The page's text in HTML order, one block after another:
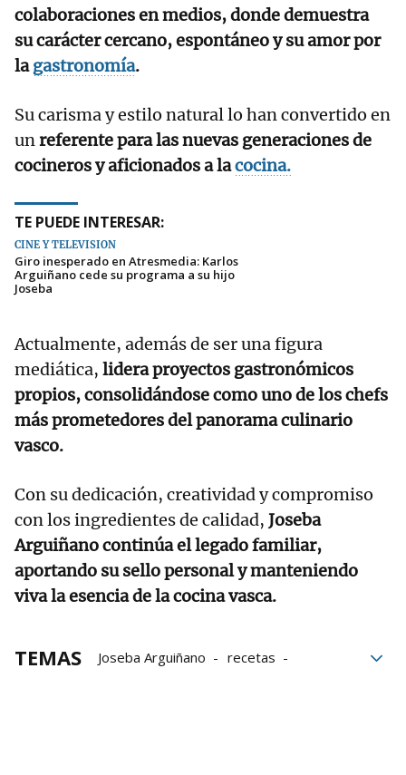
colaboraciones en medios, donde demuestra
su carácter cercano, espontáneo y su amor por
lagastronomía.
Su carisma y estilo natural lo han convertido en
unreferente para las nuevas generaciones de
cocineros y aficionados a lacocina.
TE PUEDE INTERESAR:
CINE Y TELEVISIÓN
Giro inesperado en Atresmedia: Karlos
Arguiñano cede su programa a su hijo
Joseba
Actualmente, además de ser una figura
mediática, lidera proyectos gastronómicos
propios, consolidándose como uno de los chefs
más prometedores del panorama culinario
vasco.
Con su dedicación, creatividad y compromiso
con los ingredientes de calidad, Joseba
Arguiñano continúa el legado familiar,
aportando su sello personal y manteniendo
viva la esencia de la cocina vasca.
TEMAS Joseba Arguiñano
recetas